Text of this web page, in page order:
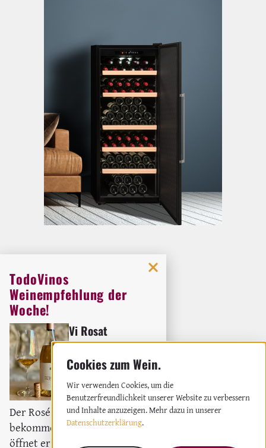
ZURÜCK ZUR ÜBERSICHT
TodoVinos
Weinempfehlung der
Woche!
Vi Rosat
Rosé
2023
Der Rosé darf gerne etwas Luft
bekommen, denn dadurch
öffnet er sich richtig. Trotz des
Wir verwenden Cookies, um die
Benutzerfreundlichkeit unserer Website zu verbessern
und Inhalte anzuzeigen. Mehr dazu in unserer
Datenschutzerklärung.